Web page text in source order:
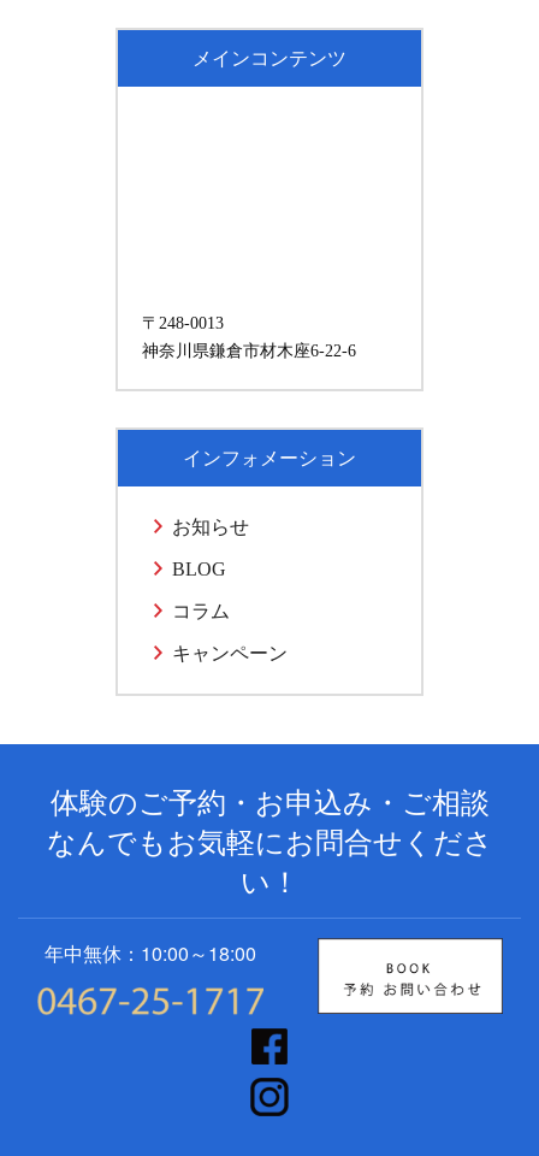
メインコンテンツ
〒248-0013
神奈川県鎌倉市材木座6-22-6
インフォメーション
お知らせ
BLOG
コラム
キャンペーン
体験のご予約・お申込み・ご相談
なんでもお気軽にお問合せくださ
い！
年中無休：10:00～18:00